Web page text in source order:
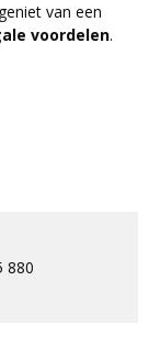
van een
voordelen.
880